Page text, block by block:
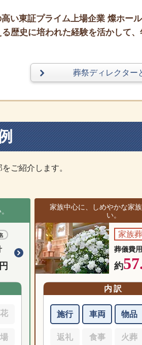
い東証プライム上場企業 燦ホー
歴史に培われた経験を活かして
葬祭ディレクター
ご紹介します。
家族中心に、しめやかな家
い。
家族葬
葬儀費
約
内訳
施行 車両 物品
返礼 食事 火葬